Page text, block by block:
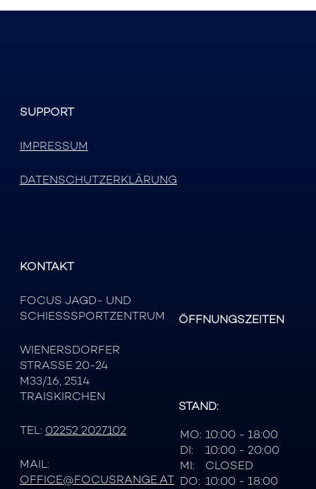
SUPPORT
IMPRESSUM
DATENSCHUTZERKLÄRUNG
KONTAKT
FOCUS JAGD- UND
SCHIESSSPORTZENTRUM
WIENERSDORFER
STRASSE 20-24
M33/16, 2514
TRAISKIRCHEN
TEL: 02252 2027102
MAIL:
OFFICE@FOCUSRANGE.AT
ÖFFNUNGSZEITEN
STAND:
MO: 10:00 - 18:00
DI:
10:00 - 20:00
MI:
CLOSED
DO: 10:00 - 18:00